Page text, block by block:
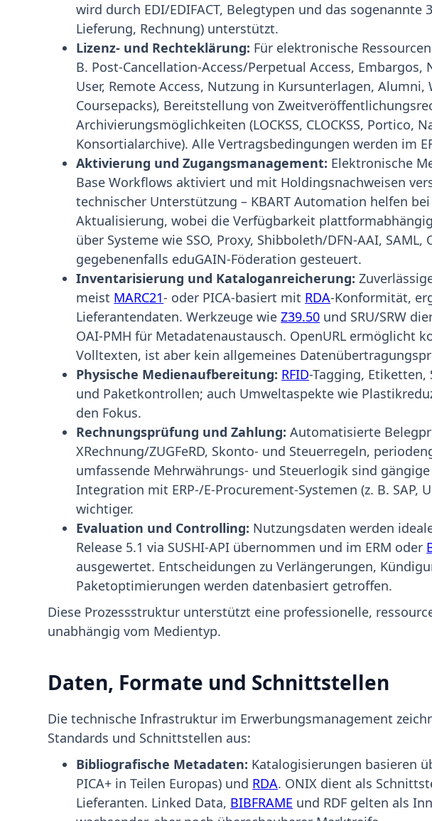
wird durch EDI/EDIFACT, Belegtypen und das sogenannte
Lieferung, Rechnung) unterstützt.
Lizenz- und Rechteklärung: Für elektronische
B. Post-Cancellation-Access/Perpetual Access,
User, Remote Access, Nutzung in Kursunterlagen,
Coursepacks), Bereitstellung von
Archivierungsmöglichkeiten (LOCKSS, CLOCKSS, Portico,
Konsortialarchive). Alle Vertragsbedingungen werden im
Aktivierung und Zugangsmanagement: Elektronische
Base Workflows aktiviert und mit Holdingsnachweisen
technischer Unterstützung – KBART Automation helfen
Aktualisierung, wobei die Verfügbarkeit
über Systeme wie SSO, Proxy, Shibboleth/DFN-AAI, SAML,
gegebenenfalls eduGAIN-Föderation gesteuert.
Inventarisierung und Kataloganreicherung:
meist MARC21- oder PICA-basiert mit RDA-Konformität,
Lieferantendaten. Werkzeuge wieZ39.50 und SRU/SRW
OAI-PMH für Metadatenaustausch. OpenURL ermöglicht
Volltexten, ist aber kein allgemeines
Physische Medienaufbereitung: RFID-Tagging,
und Paketkontrollen; auch Umweltaspekte wie
den Fokus.
Rechnungsprüfung und Zahlung: Automatisierte
XRechnung/ZUGFeRD, Skonto- und Steuerregeln,
umfassende Mehrwährungs- und Steuerlogik sind
Integration mit ERP-/E-Procurement-Systemen (z. B. SAP,
wichtiger.
Evaluation und Controlling: Nutzungsdaten werden
Release 5.1 via SUSHI-API übernommen und im ERM oder
ausgewertet. Entscheidungen zu Verlängerungen,
Paketoptimierungen werden datenbasiert getroffen.
Diese Prozessstruktur unterstützt eine professionelle,
unabhängig vom Medientyp.
Daten, Formate und Schnittstellen
Die technische Infrastruktur im Erwerbungsmanagement
Standards und Schnittstellen aus:
Bibliografische Metadaten: Katalogisierungen basieren
PICA+ in Teilen Europas) und RDA. ONIX dient als
Lieferanten. Linked Data, BIBFRAME und RDF gelten als